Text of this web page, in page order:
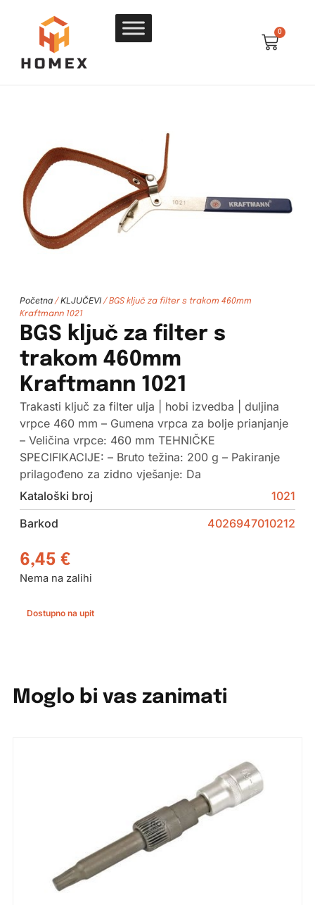
0
Početna/ KLJUČEVI/ BGS ključ za filter s trakom 460mm
Kraftmann 1021
BGS ključ za filter s
trakom 460mm
Kraftmann 1021
Trakasti ključ za filter ulja | hobi izvedba | duljina
vrpce 460 mm – Gumena vrpca za bolje prianjanje
– Veličina vrpce: 460 mm TEHNIČKE
SPECIFIKACIJE: – Bruto težina: 200 g – Pakiranje
prilagođeno za zidno vješanje: Da
Kataloški broj
1021
Barkod
4026947010212
6,45 €
Nema na zalihi
Dostupno na upit
Moglo bi vas zanimati